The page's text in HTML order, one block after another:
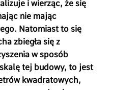
i wierząc, że się
nie mając
Natomiast to się
zbiegła się z
w sposób
tej budowy, to jest
kwadratowych,